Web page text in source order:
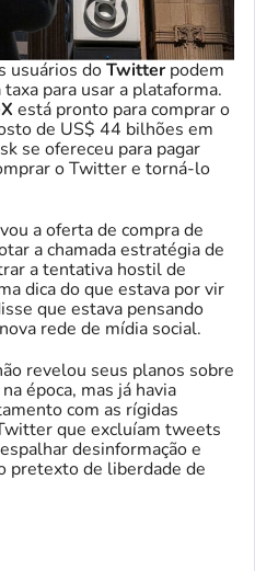
usuários doTwitter podem
para usar a plataforma.
está pronto para comprar o
de US$ 44 bilhões em
se ofereceu para pagar
o Twitter e torná-lo
a oferta de compra de
a chamada estratégia de
a tentativa hostil de
dica do que estava por vir
que estava pensando
rede de mídia social.
revelou seus planos sobre
época, mas já havia
com as rígidas
que excluíam tweets
desinformação e
pretexto de liberdade de